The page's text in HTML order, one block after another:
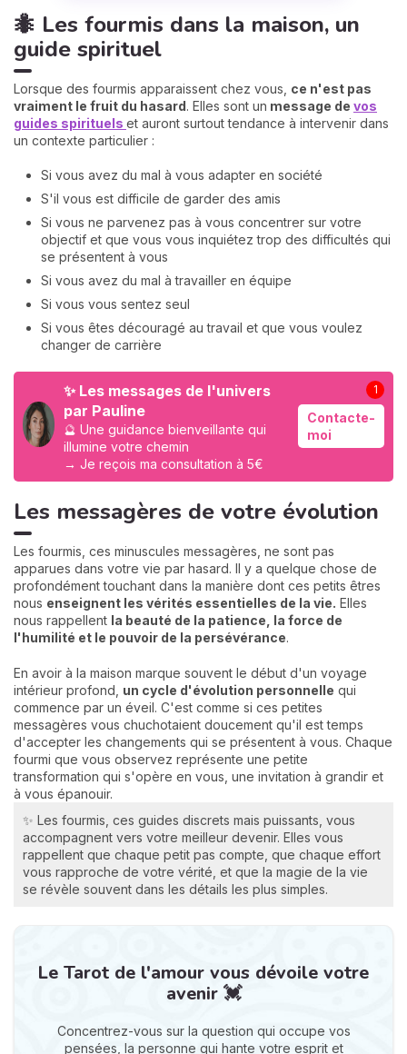
🐜 Les fourmis dans la maison, un
guide spirituel
Lorsque des fourmis apparaissent chez vous, ce n'est pas
vraiment le fruit du hasard. Elles sont un message de vos
guides spirituels et auront surtout tendance à intervenir dans
un contexte particulier :
Si vous avez du mal à vous adapter en société
S'il vous est difficile de garder des amis
Si vous ne parvenez pas à vous concentrer sur votre
objectif et que vous vous inquiétez trop des difficultés qui
se présentent à vous
Si vous avez du mal à travailler en équipe
Si vous vous sentez seul
Si vous êtes découragé au travail et que vous voulez
changer de carrière
✨ Les messages de l'univers
par Pauline
🔮 Une guidance bienveillante qui
illumine votre chemin
→ Je reçois ma consultation à 5€
Contacte-
moi
1
Les messagères de votre évolution
Les fourmis, ces minuscules messagères, ne sont pas
apparues dans votre vie par hasard. Il y a quelque chose de
profondément touchant dans la manière dont ces petits êtres
nous enseignent les vérités essentielles de la vie. Elles
nous rappellent la beauté de la patience, la force de
l'humilité et le pouvoir de la persévérance.
En avoir à la maison marque souvent le début d'un voyage
intérieur profond, un cycle d'évolution personnelle qui
commence par un éveil. C'est comme si ces petites
messagères vous chuchotaient doucement qu'il est temps
d'accepter les changements qui se présentent à vous. Chaque
fourmi que vous observez représente une petite
transformation qui s'opère en vous, une invitation à grandir et
à vous épanouir.
✨ Les fourmis, ces guides discrets mais puissants, vous
accompagnent vers votre meilleur devenir. Elles vous
rappellent que chaque petit pas compte, que chaque effort
vous rapproche de votre vérité, et que la magie de la vie
se révèle souvent dans les détails les plus simples.
Le Tarot de l'amour vous dévoile votre
avenir 💓
Concentrez-vous sur la question qui occupe vos
pensées, la personne qui hante votre esprit et